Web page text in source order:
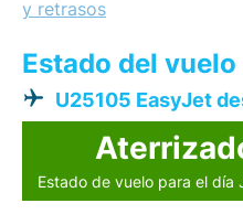
y retrasos
Estado del vuelo
U25105 EasyJet
Estado de vuelo para el